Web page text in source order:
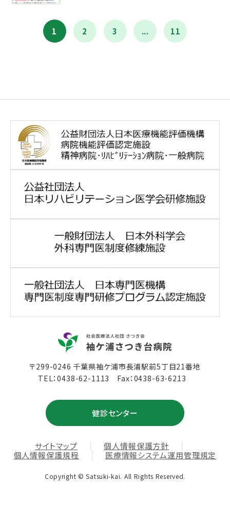
1 2 3 ... 11
〒299-0246 千葉県袖ケ浦市長浦駅前5丁目21番地
TEL：0438-62-1113 Fax：0438-63-6213
健診センター
サイトマップ
個人情報保護方針
個人情報保護規程
医療情報システム運用管理規定
Copyright © Satsuki-kai. All Rights Reserved.